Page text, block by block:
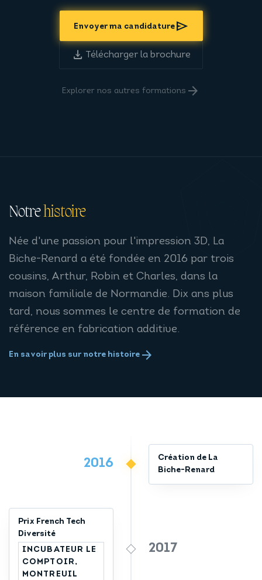
Envoyer ma candidaturesend
download
Télécharger la brochure
Explorer nos autres formations arrow_forward
Notrehistoire
Née d'une passion pour l'impression 3D, La
Biche-Renard a été fondée en 2016 par trois
cousins, Arthur, Robin et Charles, dans la
maison familiale de Normandie. Dix ans plus
tard, nous sommes le centre de formation de
référence en fabrication additive.
En savoir plus sur notre histoire arrow_forward
2016
Création de La
Biche-Renard
Prix French Tech
Diversité
INCUBATEUR LE
COMPTOIR,
MONTREUIL
2017